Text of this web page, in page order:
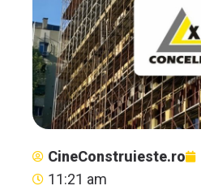
CineConstruieste.ro
11:21 am